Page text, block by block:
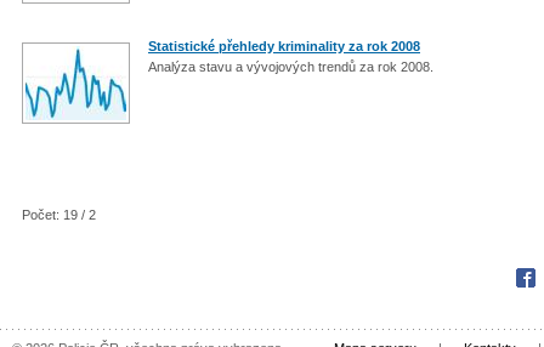
Statistické přehledy kriminality za rok 2008
Analýza stavu a vývojových trendů za rok 2008.
Počet: 19 / 2